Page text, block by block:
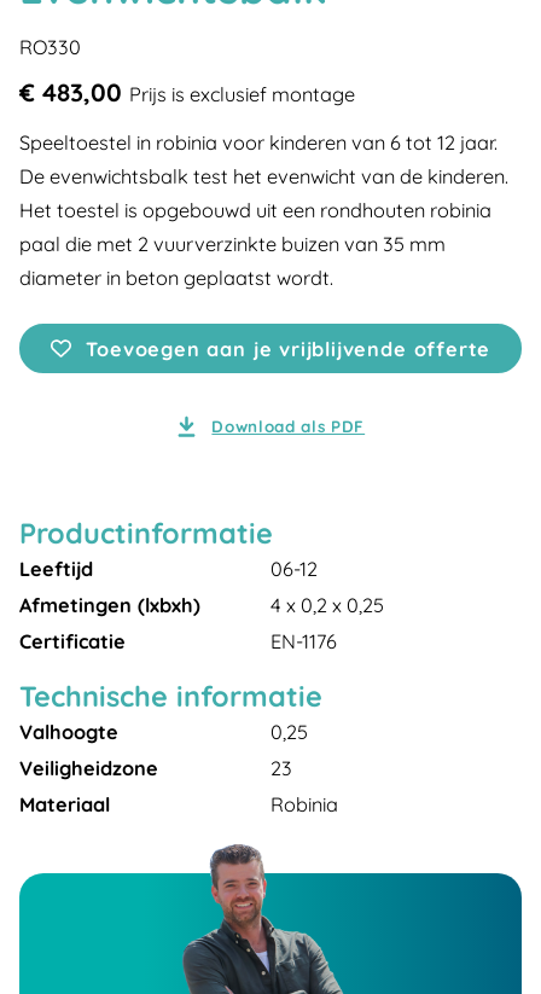
RO330
€ 483,00 Prijs is exclusief montage
Speeltoestel in robinia voor kinderen van 6 tot 12 jaar.
De evenwichtsbalk test het evenwicht van de kinderen.
Het toestel is opgebouwd uit een rondhouten robinia
paal die met 2 vuurverzinkte buizen van 35 mm
diameter in beton geplaatst wordt.
Toevoegen aan je vrijblijvende offerte
Download als PDF
Productinformatie
Leeftijd
06-12
Afmetingen (lxbxh)
4 x 0,2 x 0,25
Certificatie
EN-1176
Technische informatie
Valhoogte
0,25
Veiligheidzone
23
Materiaal
Robinia